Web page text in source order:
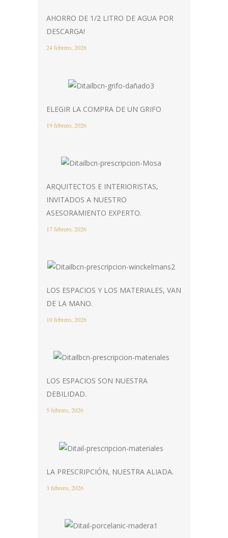
AHORRO DE 1/2 LITRO DE AGUA POR
DESCARGA!
24 febrero, 2026
ELEGIR LA COMPRA DE UN GRIFO
19 febrero, 2026
ARQUITECTOS E INTERIORISTAS,
INVITADOS A NUESTRO
ASESORAMIENTO EXPERTO.
17 febrero, 2026
LOS ESPACIOS Y LOS MATERIALES, VAN
DE LA MANO.
10 febrero, 2026
LOS ESPACIOS SON NUESTRA
DEBILIDAD.
5 febrero, 2026
LA PRESCRIPCIÓN, NUESTRA ALIADA.
3 febrero, 2026